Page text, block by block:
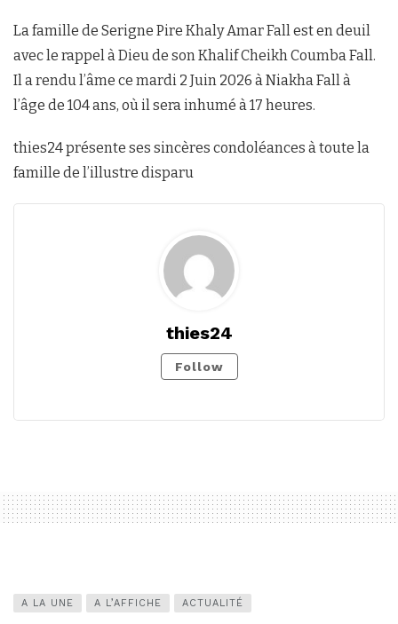
La famille de Serigne Pire Khaly Amar Fall est en deuil
avec le rappel à Dieu de son Khalif Cheikh Coumba Fall.
Il a rendu l’âme ce mardi 2 Juin 2026 à Niakha Fall à
l’âge de 104 ans, où il sera inhumé à 17 heures.
thies24 présente ses sincères condoléances à toute la
famille de l’illustre disparu
thies24
Follow
A LA UNE A L’AFFICHE ACTUALITÉ